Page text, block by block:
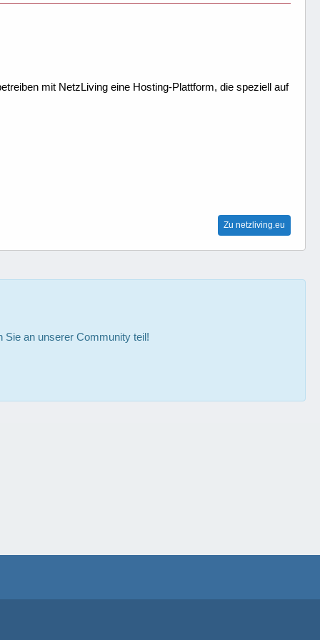
mit NetzLiving eine Hosting-Plattform, die speziell auf
Zu netzliving.eu
Sie an unserer Community teil!